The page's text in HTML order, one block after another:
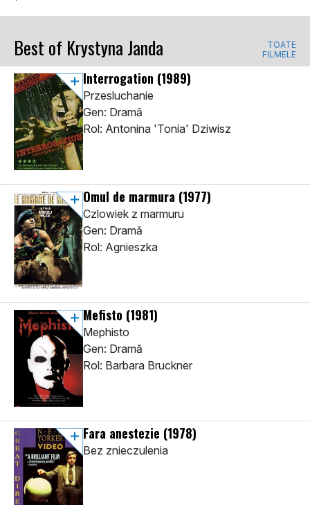
Best of Krystyna Janda
TOATE
FILMELE
Interrogation (1989)
Przesluchanie
Gen: Dramă
Rol: Antonina 'Tonia' Dziwisz
Omul de marmura (1977)
Czlowiek z marmuru
Gen: Dramă
Rol: Agnieszka
Mefisto (1981)
Mephisto
Gen: Dramă
Rol: Barbara Bruckner
Fara anestezie (1978)
Bez znieczulenia